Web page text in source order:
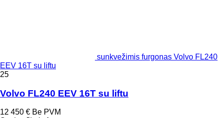
sunkvežimis furgonas Volvo FL240
EEV 16T su liftu
25
Volvo FL240 EEV 16T su liftu
12 450 € Be PVM